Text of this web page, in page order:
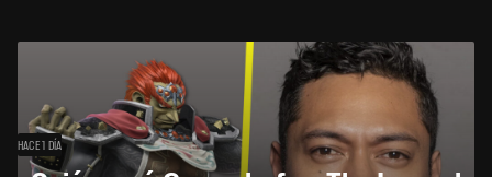
HACE 1 DÍA